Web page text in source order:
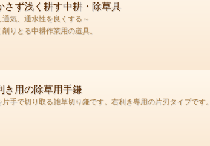
さず浅く耕す中耕・除草具
気、通水性を良くする～
りとる中耕作業用の道具。
き用の除草用手鎌
手で切り取る雑草切り鎌です。右利き専用の片刃タイプです。